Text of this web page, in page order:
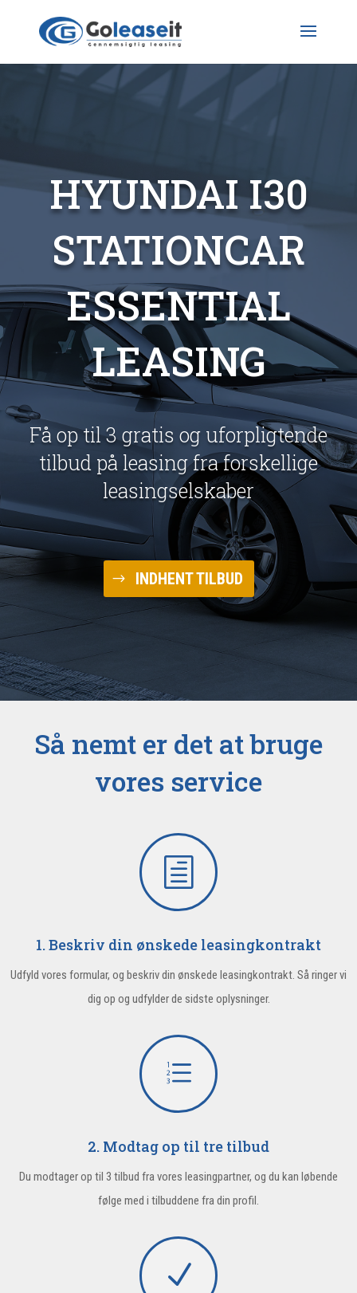
HYUNDAI I30
STATIONCAR
ESSENTIAL
LEASING
Få op til 3 gratis og uforpligtende
tilbud på leasing fra forskellige
leasingselskaber
INDHENT TILBUD
Så nemt er det at bruge
vores service
h
1. Beskriv din ønskede leasingkontrakt
Udfyld vores formular, og beskriv din ønskede leasingkontrakt. Så ringer vi
dig op og udfylder de sidste oplysninger.
e
2. Modtag op til tre tilbud
Du modtager op til 3 tilbud fra vores leasingpartner, og du kan løbende
følge med i tilbuddene fra din profil.
N